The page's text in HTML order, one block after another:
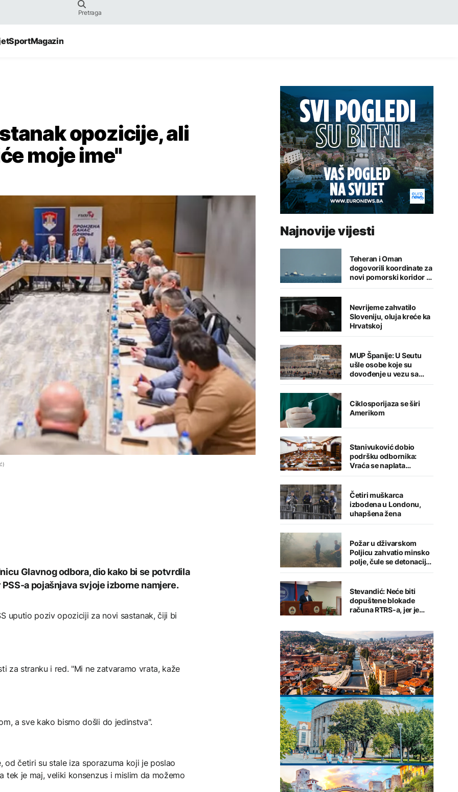
SportMagazin
opozicije, ali
moje ime"
Glavnog odbora, dio kako bi se potvrdila
a pojašnjava svjoje izborne namjere.
uputio poziv opoziciji za novi sastanak, čiji bi
za stranku i red. "Mi ne zatvaramo vrata, kaže
a sve kako bismo došli do jedinstva".
od četiri su stale iza sporazuma koji je poslao
tek je maj, veliki konsenzus i mislim da možemo
Najnovije vijesti
Teheran i Oman
dogovorili koordinate za
novi pomorski koridor u
Hormuškom moreuzu
Nevrijeme zahvatilo
Sloveniju, oluja kreće ka
Hrvatskoj
MUP Španije: U Seutu
ušle osobe koje su
dovođenje u vezu sa
terorizmom
Ciklosporijaza se širi
Amerikom
Stanivuković dobio
podršku odbornika:
Vraća se naplata
parkinga, uvodi
komunalije i kredit od 18
miliona KM
Četiri muškarca
izbodena u Londonu,
uhapšena žena
Požar u dživarskom
Poljicu zahvatio minsko
polje, čule se detonacije
– kuće odbranjene
Stevandić: Neće biti
dopuštene blokade
računa RTRS-a, jer je